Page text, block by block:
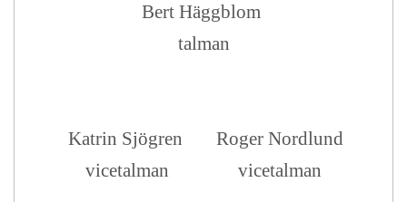
Bert Häggblom
talman
Katrin Sjögren
vicetalman
Roger Nordlund
vicetalman